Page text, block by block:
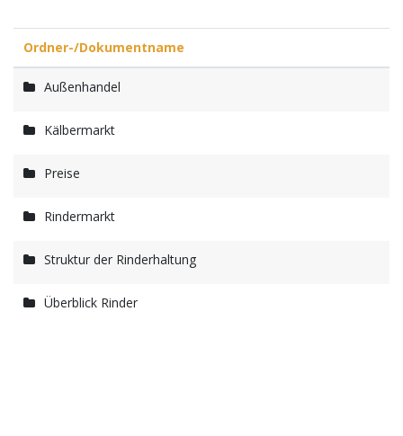
Ordner-/Dokumentname
Außenhandel
Kälbermarkt
Preise
Rindermarkt
Struktur der Rinderhaltung
Überblick Rinder